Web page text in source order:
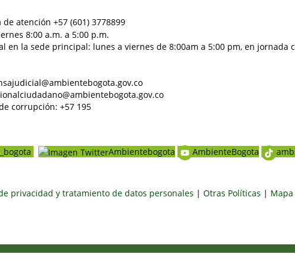
atención +57 (601) 3778899
8:00 a.m. a 5:00 p.m.
en la sede principal: lunes a viernes de 8:00am a 5:00 pm, en jornada
corrupción: +57 195
Ambientebogota AmbienteBogota
privacidad y tratamiento de datos personales | Otras Políticas |